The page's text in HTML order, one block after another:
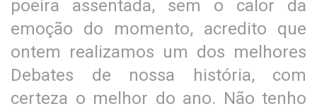
poeira assentada, sem o calor da
emoção do momento, acredito que
ontem realizamos um dos melhores
Debates de nossa história, com
certeza o melhor do ano. Não tenho